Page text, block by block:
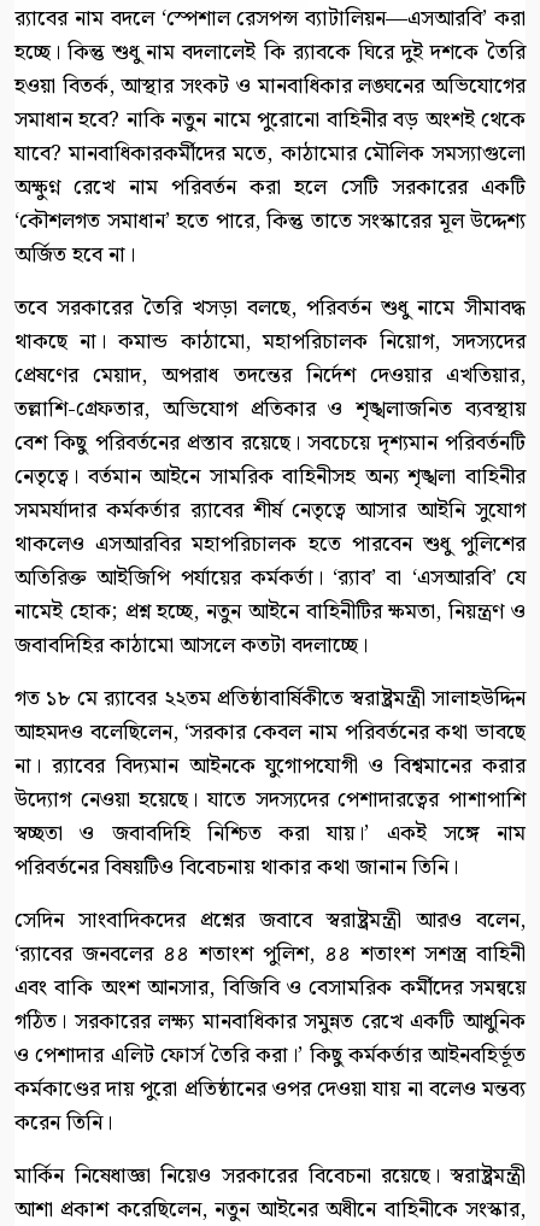
র‍্যাবের নাম বদলে ‘স্পেশাল রেসপন্স ব্যাটালিয়ন—এসআরবি’ করা
হচ্ছে। কিন্তু শুধু নাম বদলালেই কি র‍্যাবকে ঘিরে দুই দশকে তৈরি
হওয়া বিতর্ক, আস্থার সংকট ও মানবাধিকার লঙ্ঘনের অভিযোগের
সমাধান হবে? নাকি নতুন নামে পুরোনো বাহিনীর বড় অংশই থেকে
যাবে? মানবাধিকারকর্মীদের মতে, কাঠামোর মৌলিক সমস্যাগুলো
অক্ষুণ্ন রেখে নাম পরিবর্তন করা হলে সেটি সরকারের একটি
‘কৌশলগত সমাধান’ হতে পারে, কিন্তু তাতে সংস্কারের মূল উদ্দেশ্য
অর্জিত হবে না।
তবে সরকারের তৈরি খসড়া বলছে, পরিবর্তন শুধু নামে সীমাবদ্ধ
থাকছে না। কমান্ড কাঠামো, মহাপরিচালক নিয়োগ, সদস্যদের
প্রেষণের মেয়াদ, অপরাধ তদন্তের নির্দেশ দেওয়ার এখতিয়ার,
তল্লাশি-গ্রেফতার, অভিযোগ প্রতিকার ও শৃঙ্খলাজনিত ব্যবস্থায়
বেশ কিছু পরিবর্তনের প্রস্তাব রয়েছে। সবচেয়ে দৃশ্যমান পরিবর্তনটি
নেতৃত্বে। বর্তমান আইনে সামরিক বাহিনীসহ অন্য শৃঙ্খলা বাহিনীর
সমমর্যাদার কর্মকর্তার র‍্যাবের শীর্ষ নেতৃত্বে আসার আইনি সুযোগ
থাকলেও এসআরবির মহাপরিচালক হতে পারবেন শুধু পুলিশের
অতিরিক্ত আইজিপি পর্যায়ের কর্মকর্তা। ‘র‍্যাব’ বা ‘এসআরবি’ যে
নামেই হোক; প্রশ্ন হচ্ছে, নতুন আইনে বাহিনীটির ক্ষমতা, নিয়ন্ত্রণ ও
জবাবদিহির কাঠামো আসলে কতটা বদলাচ্ছে।
গত ১৮ মে র‍্যাবের ২২তম প্রতিষ্ঠাবার্ষিকীতে স্বরাষ্ট্রমন্ত্রী সালাহউদ্দিন
আহমদও বলেছিলেন, ‘সরকার কেবল নাম পরিবর্তনের কথা ভাবছে
না। র‍্যাবের বিদ্যমান আইনকে যুগোপযোগী ও বিশ্বমানের করার
উদ্যোগ নেওয়া হয়েছে। যাতে সদস্যদের পেশাদারত্বের পাশাপাশি
স্বচ্ছতা ও জবাবদিহি নিশ্চিত করা যায়।’ একই সঙ্গে নাম
পরিবর্তনের বিষয়টিও বিবেচনায় থাকার কথা জানান তিনি।
সেদিন সাংবাদিকদের প্রশ্নের জবাবে স্বরাষ্ট্রমন্ত্রী আরও বলেন,
‘র‍্যাবের জনবলের ৪৪ শতাংশ পুলিশ, ৪৪ শতাংশ সশস্ত্র বাহিনী
এবং বাকি অংশ আনসার, বিজিবি ও বেসামরিক কর্মীদের সমন্বয়ে
গঠিত। সরকারের লক্ষ্য মানবাধিকার সমুন্নত রেখে একটি আধুনিক
ও পেশাদার এলিট ফোর্স তৈরি করা।’ কিছু কর্মকর্তার আইনবহির্ভূত
কর্মকাণ্ডের দায় পুরো প্রতিষ্ঠানের ওপর দেওয়া যায় না বলেও মন্তব্য
করেন তিনি।
মার্কিন নিষেধাজ্ঞা নিয়েও সরকারের বিবেচনা রয়েছে। স্বরাষ্ট্রমন্ত্রী
আশা প্রকাশ করেছিলেন, নতুন আইনের অধীনে বাহিনীকে সংস্কার,